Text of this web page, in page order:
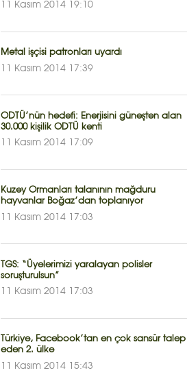
11 Kasım 2014 19:10
Metal işçisi patronları uyardı
11 Kasım 2014 17:39
ODTÜ’nün hedefi: Enerjisini güneşten alan
30.000 kişilik ODTÜ kenti
11 Kasım 2014 17:09
Kuzey Ormanları talanının mağduru
hayvanlar Boğaz’dan toplanıyor
11 Kasım 2014 17:03
TGS: “Üyelerimizi yaralayan polisler
soruşturulsun”
11 Kasım 2014 17:03
Türkiye, Facebook’tan en çok sansür talep
eden 2. ülke
11 Kasım 2014 15:43